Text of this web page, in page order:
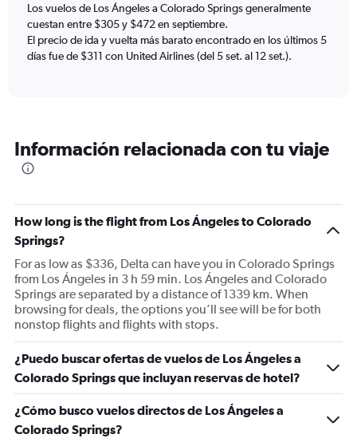
1
Y
axis
displaying
Los vuelos de Los Ángeles a Colorado Springs generalmente
cuestan entre $305 y $472 en septiembre.
El precio de ida y vuelta más barato encontrado en los últimos 5
días fue de $311 con United Airlines (del 5 set. al 12 set.).
Información relacionada con tu viaje
How long is the flight from Los Ángeles to Colorado
Springs?
For as low as $336, Delta can have you in Colorado Springs
from Los Ángeles in 3 h 59 min. Los Ángeles and Colorado
Springs are separated by a distance of 1339 km. When
browsing for deals, the options you’ll see will be for both
nonstop flights and flights with stops.
¿Puedo buscar ofertas de vuelos de Los Ángeles a
Colorado Springs que incluyan reservas de hotel?
¿Cómo busco vuelos directos de Los Ángeles a
Colorado Springs?